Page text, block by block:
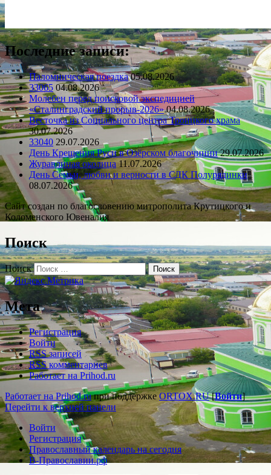
Последние записи:
Паломническая поездка 05.08.2026
33065 04.08.2026
Молебен перед поисковой экспедицией
«Сталинградский прорыв-2026» 04.08.2026
Весточка из Социального центра Троицкого храма
30.07.2026
33040 29.07.2026
День Крещения Руси в Озёрском благочинии 29.07.2026
Журавлиная околица 11.07.2026
День Семьи, любви и верности в СДК Полурядинки
08.07.2026
Сайт создан по благословению митрополита Крутицкого и
Коломенского Ювеналия
Поиск
Поиск
Мета
Регистрация
Войти
RSSзаписей
RSSкомментариев
Работает на Prihod.ru
Работает на Prihod.ruпри поддержкеORTOX.RU[Войти]
Перейти к верхней панели
Войти
Регистрация
Православный календарь на сегодня
В-Православии.рф